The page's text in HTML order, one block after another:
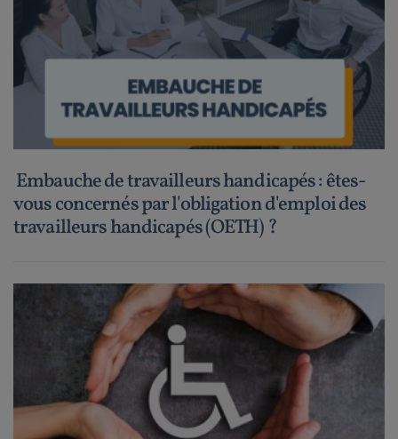
Embauche de travailleurs handicapés : êtes-
vous concernés par l'obligation d'emploi des
travailleurs handicapés (OETH) ?